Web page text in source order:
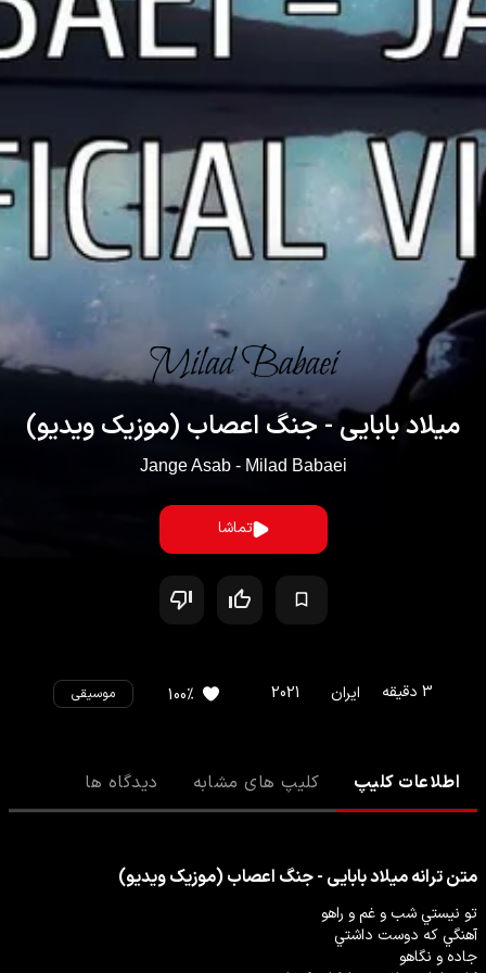
میلاد بابایی - جنگ اعصاب (موزیک ویدیو)
Jange Asab - Milad Babaei
تماشا
3 دقیقه ایران 2021
100% موسیقی
اطلاعات کلیپ کلیپ های مشابه دیدگاه ها
متن ترانهمیلاد بابایی - جنگ اعصاب (موزیک ویدیو)